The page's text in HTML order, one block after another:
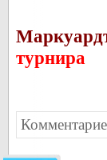
турнира